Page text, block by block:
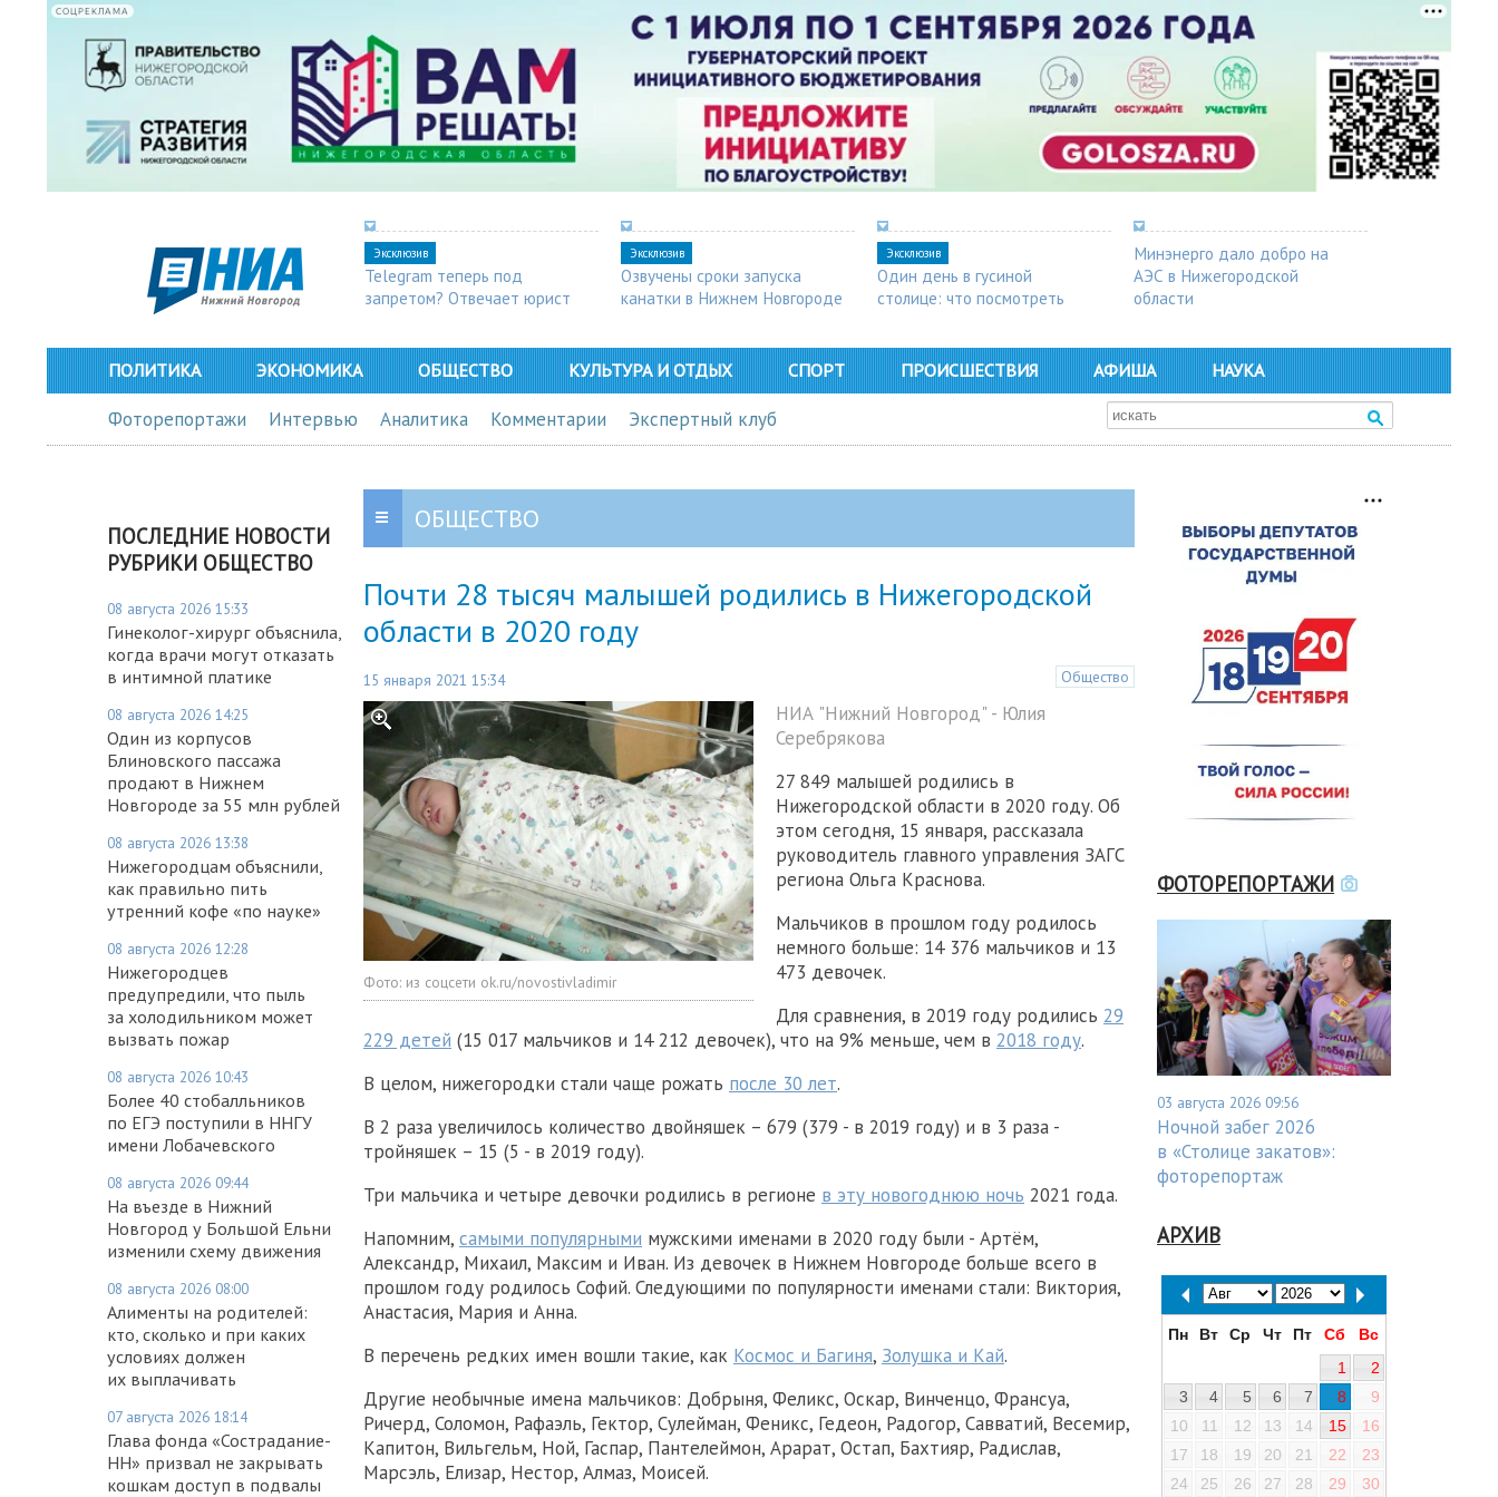
СОЦРЕКЛАМА
Эксклюзив
Telegram теперь под
запретом? Отвечает юрист
Эксклюзив
Озвучены сроки запуска
канатки в Нижнем Новгороде
Эксклюзив
Один день в гусиной
столице: что посмотреть
Минэнерго дало добро на
АЭС в Нижегородской
области
ПОЛИТИКА ЭКОНОМИКА ОБЩЕСТВО КУЛЬТУРА И ОТДЫХ СПОРТ ПРОИСШЕСТВИЯ АФИША НАУКА
Фоторепортажи Интервью Аналитика Комментарии Экспертный клуб
ПОСЛЕДНИЕ НОВОСТИ
РУБРИКИ ОБЩЕСТВО
08 августа 2026 15:33
Гинеколог-хирург объяснила,
когда врачи могут отказать
в интимной платике
08 августа 2026 14:25
Один из корпусов
Блиновского пассажа
продают в Нижнем
Новгороде за 55 млн рублей
08 августа 2026 13:38
Нижегородцам объяснили,
как правильно пить
утренний кофе «по науке»
08 августа 2026 12:28
Нижегородцев
предупредили, что пыль
за холодильником может
вызвать пожар
08 августа 2026 10:43
Более 40 стобалльников
по ЕГЭ поступили в ННГУ
имени Лобачевского
08 августа 2026 09:44
На въезде в Нижний
Новгород у Большой Ельни
изменили схему движения
08 августа 2026 08:00
Алименты на родителей:
кто, сколько и при каких
условиях должен
их выплачивать
07 августа 2026 18:14
Глава фонда «Сострадание-
НН» призвал не закрывать
кошкам доступ в подвалы
ОБЩЕСТВО
Почти 28 тысяч малышей родились в Нижегородской
области в 2020 году
15 января 2021 15:34 Общество
Фото: из соцсети ok.ru/novostivladimir
НИА "Нижний Новгород" - Юлия
Серебрякова
27 849 малышей родились в
Нижегородской области в 2020 году. Об
этом сегодня, 15 января, рассказала
руководитель главного управления ЗАГС
региона Ольга Краснова.
Мальчиков в прошлом году родилось
немного больше: 14 376 мальчиков и 13
473 девочек.
Для сравнения, в 2019 году родились 29
229 детей (15 017 мальчиков и 14 212 девочек), что на 9% меньше, чем в 2018 году.
В целом, нижегородки стали чаще рожать после 30 лет.
В 2 раза увеличилось количество двойняшек – 679 (379 - в 2019 году) и в 3 раза -
тройняшек – 15 (5 - в 2019 году).
Три мальчика и четыре девочки родились в регионе в эту новогоднюю ночь 2021 года.
Напомним, самыми популярными мужскими именами в 2020 году были - Артём,
Александр, Михаил, Максим и Иван. Из девочек в Нижнем Новгороде больше всего в
прошлом году родилось Софий. Следующими по популярности именами стали: Виктория,
Анастасия, Мария и Анна.
В перечень редких имен вошли такие, как Космос и Багиня, Золушка и Кай.
Другие необычные имена мальчиков: Добрыня, Феликс, Оскар, Винченцо, Франсуа,
Ричерд, Соломон, Рафаэль, Гектор, Сулейман, Феникс, Гедеон, Радогор, Савватий, Весемир,
Капитон, Вильгельм, Ной, Гаспар, Пантелеймон, Арарат, Остап, Бахтияр, Радислав,
Марсэль, Елизар, Нестор, Алмаз, Моисей.
ФОТОРЕПОРТАЖИ
03 августа 2026 09:56
Ночной забег 2026
в «Столице закатов»:
фоторепортаж
АРХИВ
Пн Вт Ср Чт Пт Сб
Вс
1
2
3
4 5 6 7 8
9
10
11 12 13 14 15
16
17
18 19 20 21 22
23
24
25 26 27 28 29
30